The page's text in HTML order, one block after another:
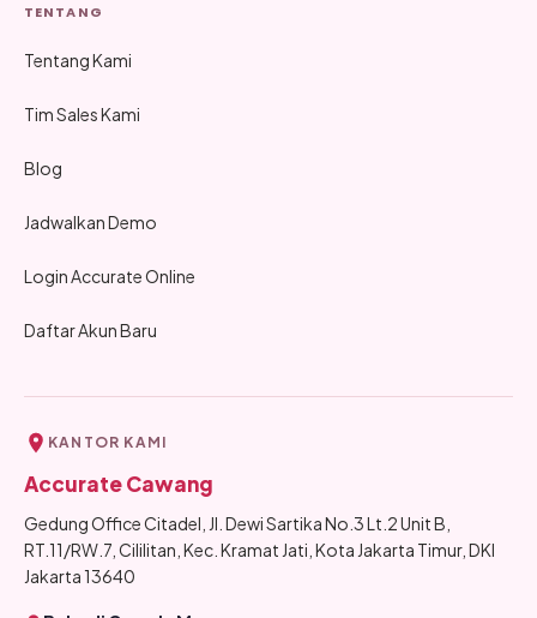
TENTANG
Tentang Kami
Tim Sales Kami
Blog
Jadwalkan Demo
Login Accurate Online
Daftar Akun Baru
KANTOR KAMI
Accurate Cawang
Gedung Office Citadel, Jl. Dewi Sartika No.3 Lt.2 Unit B,
RT.11/RW.7, Cililitan, Kec. Kramat Jati, Kota Jakarta Timur, DKI
Jakarta 13640